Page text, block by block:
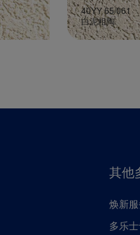
40YY 65/061
白泥粗陶
其他
焕新
多乐